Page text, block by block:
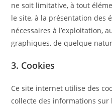
ne soit limitative, à tout
le site, à la présentation des
nécessaires à l’exploitation,
graphiques, de quelque
3. Cookies
Ce site internet utilise des
collecte des informations